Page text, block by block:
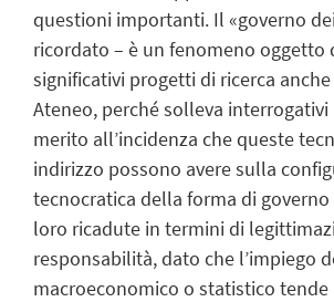
questioni importanti. Il «governo
ricordato – è un fenomeno oggetto
significativi progetti di ricerca
Ateneo, perché solleva
merito all’incidenza che queste
indirizzo possono avere sulla
tecnocratica della forma di
loro ricadute in termini di
responsabilità, dato che l’impiego
macroeconomico o statistico tende